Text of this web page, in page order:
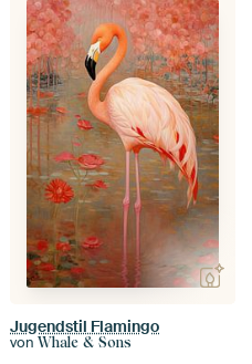
Jugendstil Flamingo
von Whale & Sons